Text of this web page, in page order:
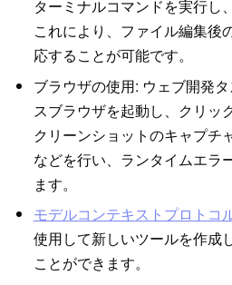
ターミナルコマンドを実行し
これにより、ファイル編集後
応することが可能です。
ブラウザの使用: ウェブ開発
スブラウザを起動し、クリッ
クリーンショットのキャプチ
などを行い、ランタイムエラ
ます。
モデルコンテキストプロトコ
使用して新しいツールを作成
ことができます。